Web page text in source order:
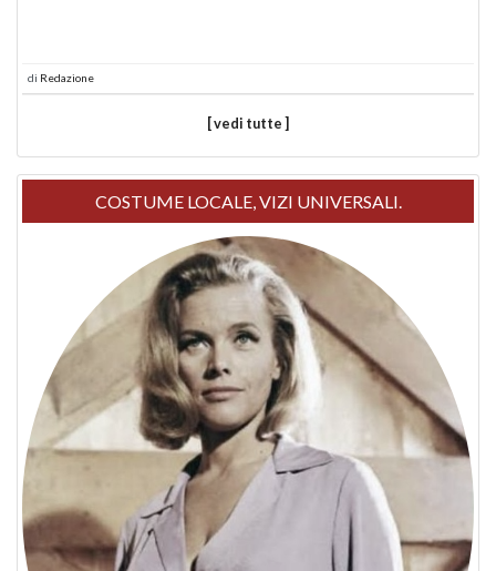
di Redazione
[ vedi tutte ]
COSTUME LOCALE, VIZI UNIVERSALI.